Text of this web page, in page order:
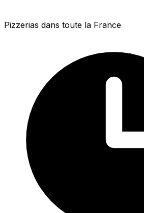
Pizzerias dans toute la France